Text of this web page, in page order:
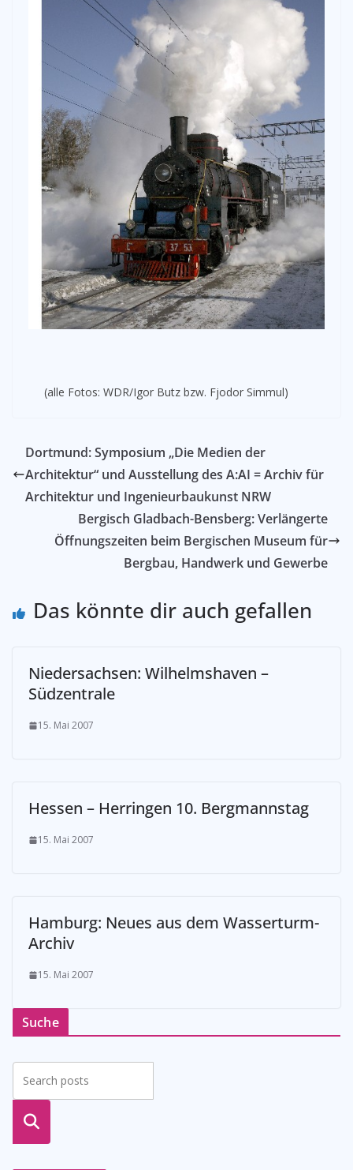
(alle Fotos: WDR/Igor Butz bzw. Fjodor Simmul)
Dortmund: Symposium „Die Medien der
Architektur“ und Ausstellung des A:AI = Archiv für
Architektur und Ingenieurbaukunst NRW
Bergisch Gladbach-Bensberg: Verlängerte
Öffnungszeiten beim Bergischen Museum für
Bergbau, Handwerk und Gewerbe
Das könnte dir auch gefallen
Niedersachsen: Wilhelmshaven –
Südzentrale
15. Mai 2007
Hessen – Herringen 10. Bergmannstag
15. Mai 2007
Hamburg: Neues aus dem Wasserturm-
Archiv
15. Mai 2007
Suche
suche